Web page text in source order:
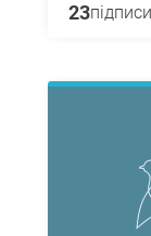
23підписи